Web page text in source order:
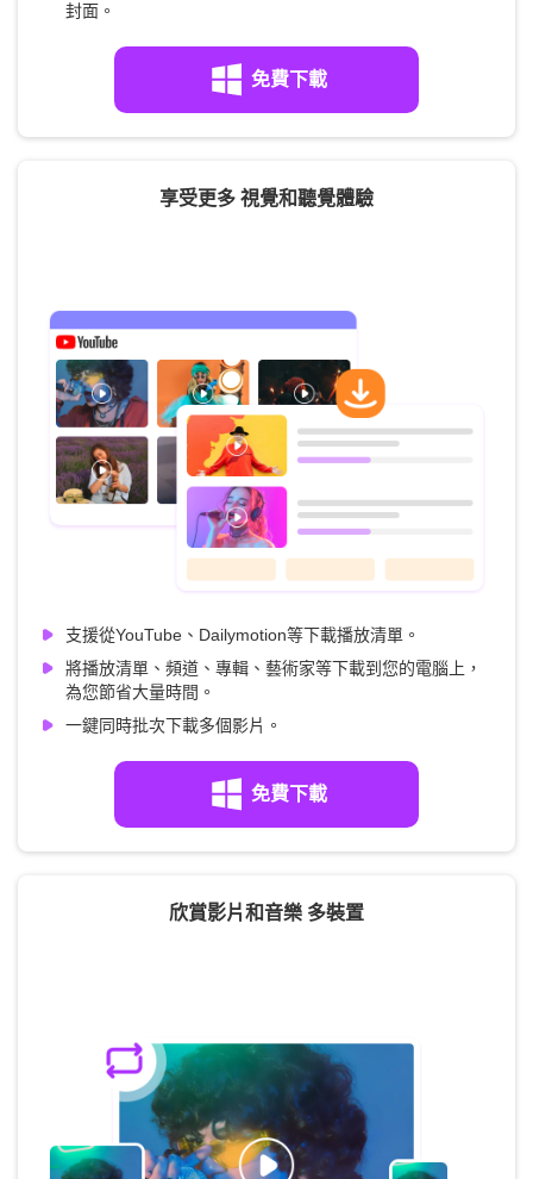
封面。
免費下載
享受更多 視覺和聽覺體驗
支援從YouTube、Dailymotion等下載播放清單。
將播放清單、頻道、專輯、藝術家等下載到您的電腦上，
為您節省大量時間。
一鍵同時批次下載多個影片。
免費下載
欣賞影片和音樂 多裝置